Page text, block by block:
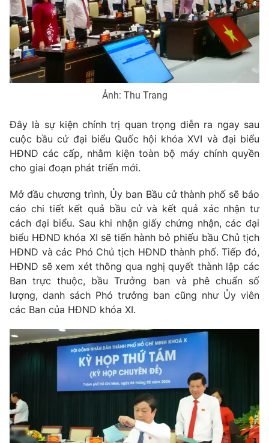
Phim VTV
Hậu trường
Nhân vật
Khán giả
Giải trí
Điện ảnh
Âm nhạc
Đời sống
Du lịch
Chất lượng cuộc sống
Giáo dục
Học trực tuyến
Công nghệ
Hitech Công nghệ tương lai
Sản phẩm
Thị trường
Tư vấn
Giao lưu trực tuyến
Lịch phát sóng
Chuyên mục khác
Emagazine Podcast
Photo Infographic
Video Shorts video
VTV Money VTV Thể thao
VTV Sức khoẻ Bất động sản
Thị trường 24h Tấm lòng Việt
Ảnh: Thu Trang
Đây là sự kiện chính trị quan trọng diễn ra ngay sau
cuộc bầu cử đại biểu Quốc hội khóa XVI và đại biểu
HĐND các cấp, nhằm kiện toàn bộ máy chính quyền
cho giai đoạn phát triển mới.
Mở đầu chương trình, Ủy ban Bầu cử thành phố sẽ báo
cáo chi tiết kết quả bầu cử và kết quả xác nhận tư
cách đại biểu. Sau khi nhận giấy chứng nhận, các đại
biểu HĐND khóa XI sẽ tiến hành bỏ phiếu bầu Chủ tịch
HĐND và các Phó Chủ tịch HĐND thành phố. Tiếp đó,
HĐND sẽ xem xét thông qua nghị quyết thành lập các
Ban trực thuộc, bầu Trưởng ban và phê chuẩn số
lượng, danh sách Phó trưởng ban cũng như Ủy viên
các Ban của HĐND khóa XI.